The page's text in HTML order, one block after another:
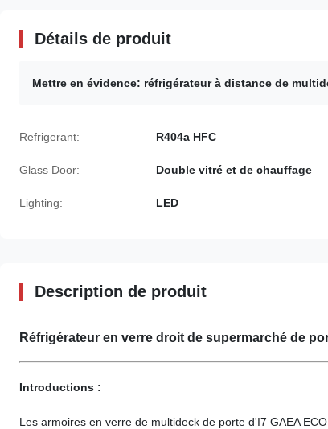
Détails de produit
Mettre en évidence: réfrigérateur à distance de
Refrigerant: R404a HFC
Glass Door: Double vitré et de chauffage
Lighting: LED
Description de produit
Réfrigérateur en verre droit de supermarché de
Introductions :
Les armoires en verre de multideck de porte d'I7 GAEA